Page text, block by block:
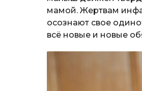
мамой. Жертвам
осознают свое
всё новые и новые